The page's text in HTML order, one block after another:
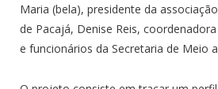
Maria (bela), presidente da
de Pacajá, Denise Reis,
e funcionários da Secretaria de Meio